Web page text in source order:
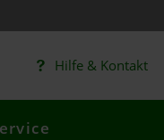
Hilfe & Kontakt